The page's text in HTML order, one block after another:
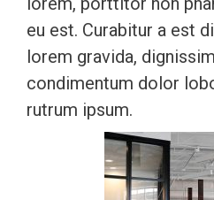
eu est. Curabitur a est
lorem gravida,
condimentum dolor
rutrum ipsum.